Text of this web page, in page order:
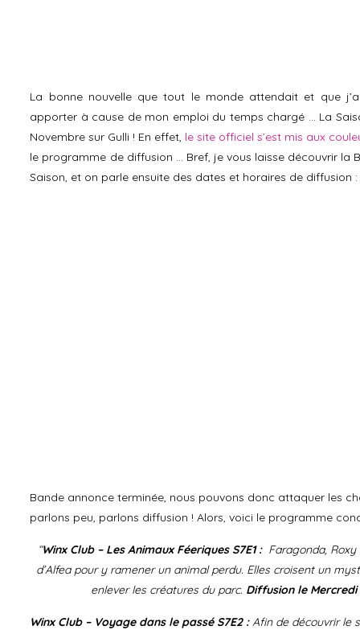
La bonne nouvelle que tout le monde attendait et que
apporter à cause de mon emploi du temps chargé … La
Novembre sur Gulli ! En effet, le site officiel s’est mis aux
le programme de diffusion … Bref, je vous laisse découvrir la
Saison, et on parle ensuite des dates et horaires de diffusion :
Bande annonce terminée, nous pouvons donc attaquer les
parlons peu, parlons diffusion ! Alors, voici le programme
“Winx Club – Les Animaux Féeriques S7E1 :Faragonda, Roxy
d’Alfea pour y ramener un animal perdu. Elles croisent un
enlever les créatures du parc. Diffusion le
Winx Club – Voyage dans le passé S7E2 :Afin de découvrir le